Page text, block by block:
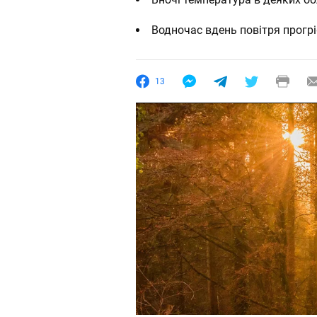
Водночас вдень повітря
13